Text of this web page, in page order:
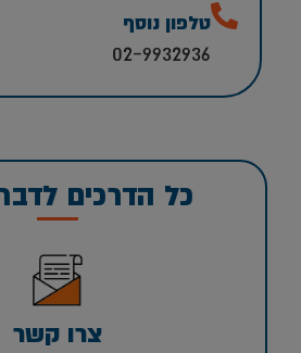
טלפון נוסף
02-9932936
כל הדרכים
צרו קשר